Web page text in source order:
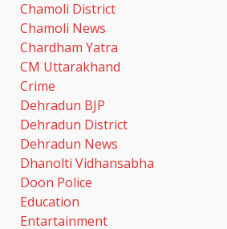
Chamoli District
Chamoli News
Chardham Yatra
CM Uttarakhand
Crime
Dehradun BJP
Dehradun District
Dehradun News
Dhanolti Vidhansabha
Doon Police
Education
Entartainment